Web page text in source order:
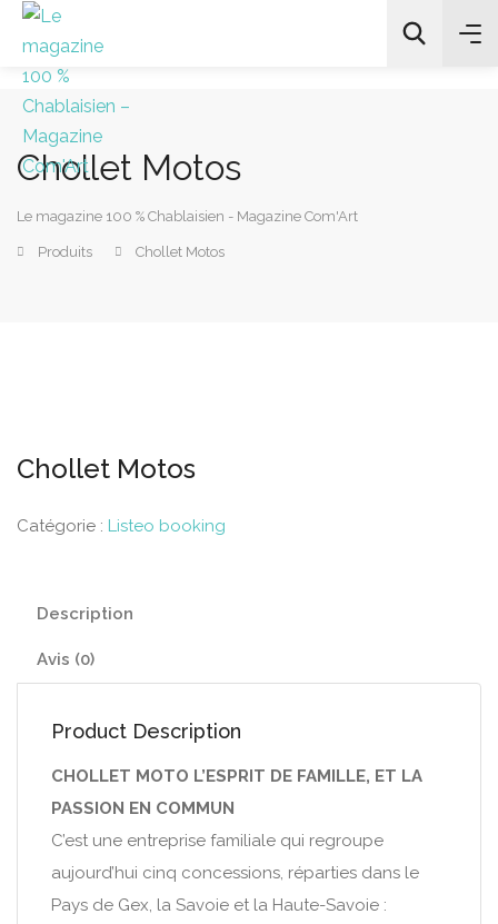
All Categories
Chollet Motos
Le magazine 100 % Chablaisien - Magazine Com'Art
Produits Chollet Motos
Chollet Motos
Catégorie : Listeo booking
Description
Avis (0)
Product Description
CHOLLET MOTO L’ESPRIT DE FAMILLE, ET LA
PASSION EN COMMUN
C’est une entreprise familiale qui regroupe
aujourd’hui cinq concessions, réparties dans le
Pays de Gex, la Savoie et la Haute-Savoie :